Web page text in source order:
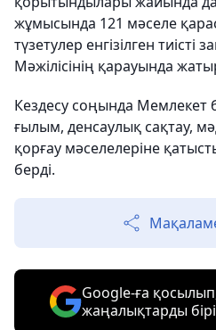
жұмысында 121 мәселе
түзетулер енгізілген
Мәжілісінің қарауында
Кездесу соңында Мемлекет
ғылым, денсаулық сақтау,
қорғау мәселелеріне
берді.
Google-ға
жаңалықтарды